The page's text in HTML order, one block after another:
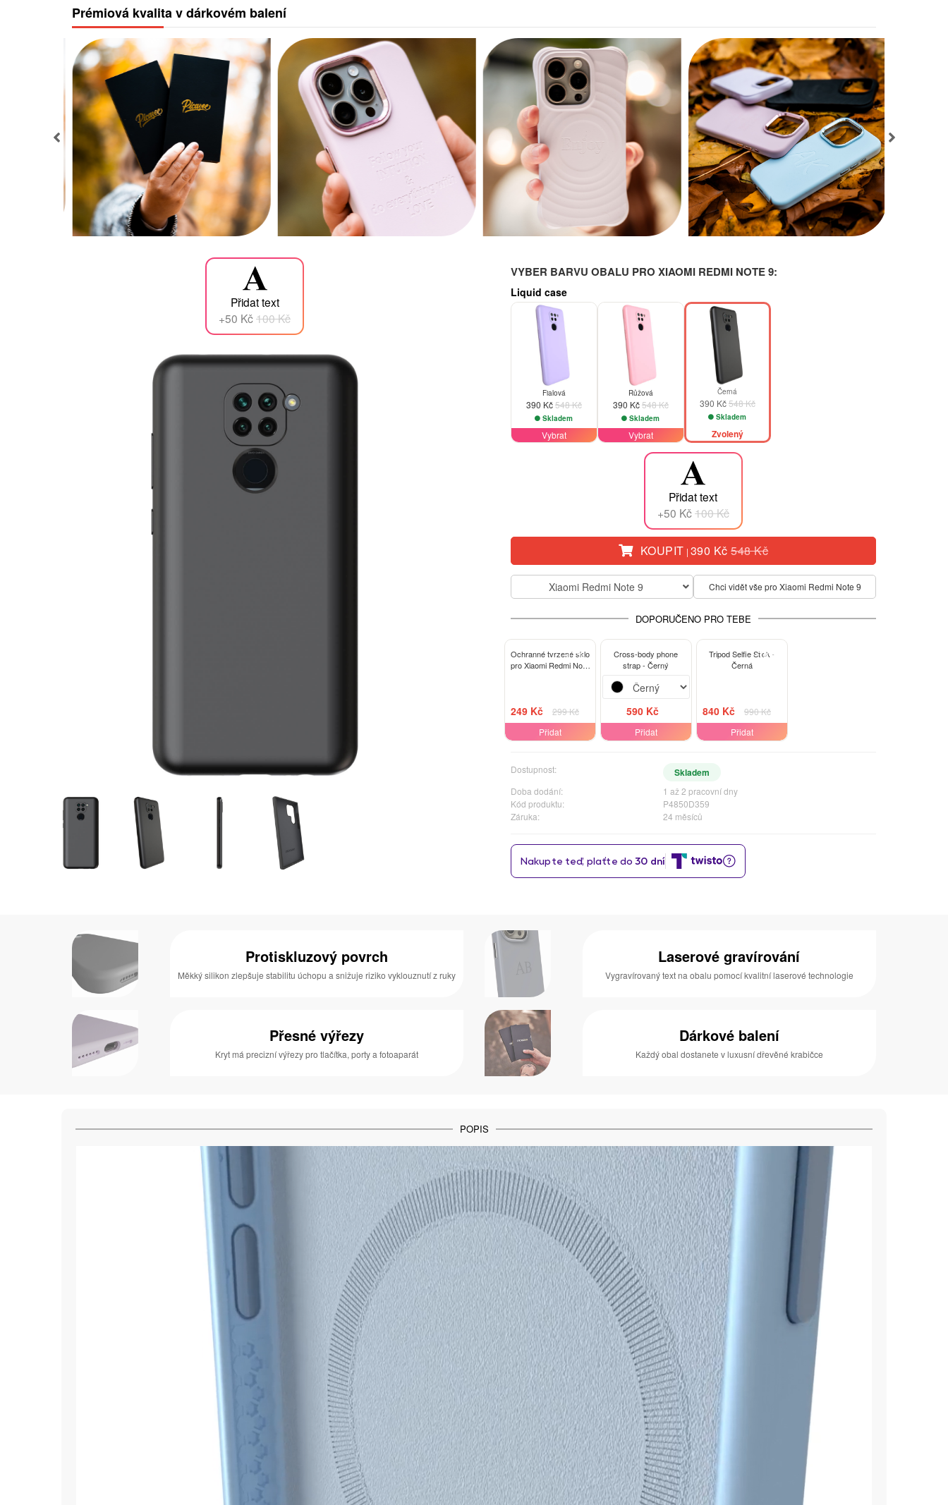
Prémiová kvalita v dárkovém balení
VYBER BARVU OBALU PRO XIAOMI REDMI NOTE 9:
Liquid case
-29%
Fialová
390 Kč548 Kč
Skladem
Vybrat
-29%
Růžová
390 Kč548 Kč
Skladem
Vybrat
-29%
Černá
390 Kč548 Kč
Skladem
Zvolený
Přidat text
+50 Kč100 Kč
KOUPIT | 390 Kč548 Kč
Xiaomi Redmi Note 9 Chci vidět vše pro Xiaomi Redmi Note 9
DOPORUČENO PRO TEBE
-17%
Ochranné tvrzené sklo
pro Xiaomi Redmi Note
249 Kč
299 Kč
Přidat
Cross-body phone
strap - Černý
590 Kč
Přidat
-15%
Tripod Selfie Stick -
Černá
840 Kč
990 Kč
Přidat
Dostupnost: Skladem
Doba dodání:
1 až 2 pracovní dny
Kód produktu:
P4850D359
Záruka:
24 měsíců
Přidat text
+50 Kč100 Kč
Protiskluzový povrch
Měkký silikon zlepšuje stabilitu úchopu a snižuje riziko vyklouznutí z ruky
Laserové gravírování
Vygravírovaný text na obalu pomocí kvalitní laserové technologie
Přesné výřezy
Kryt má precizní výřezy pro tlačítka, porty a fotoaparát
Dárkové balení
Každý obal dostanete v luxusní dřevěné krabičce
POPIS